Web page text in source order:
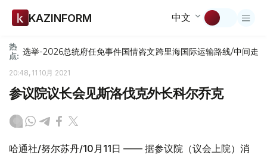
KAZINFORM 中文
热
点: 选举-2026总统府任免事件国情咨文跨里海国际运输路线/中间走廊
20:48, 11 10月 2021
参议院议长会见斯洛伐克外长科尔乔克
哈通社/努尔苏丹/10月11日 —— 据参议院（议会上院）消